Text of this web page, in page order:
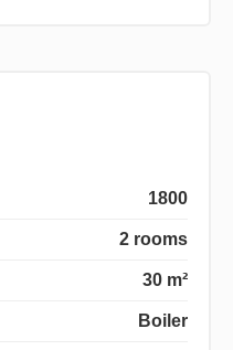
1800
2 rooms
30 m²
Boiler